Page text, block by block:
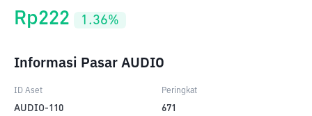
Rp222 1.36%
Informasi Pasar AUDIO
ID Aset
AUDIO-110
Peringkat
671